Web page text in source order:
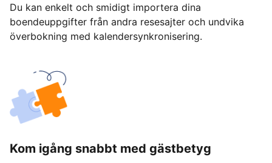
Du kan enkelt och smidigt importera dina
boendeuppgifter från andra resesajter och undvika
överbokning med kalendersynkronisering.
Kom igång snabbt med gästbetyg